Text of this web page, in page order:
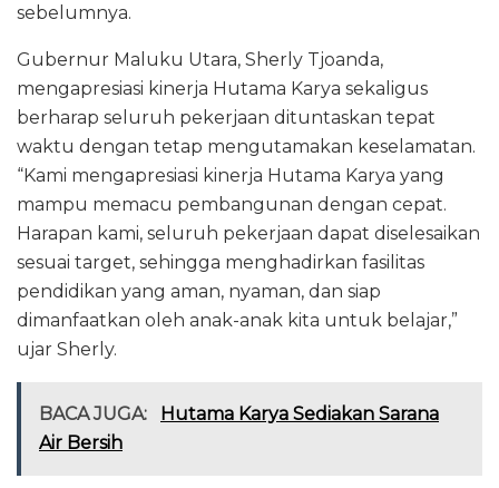
sebelumnya.
Gubernur Maluku Utara, Sherly Tjoanda,
mengapresiasi kinerja Hutama Karya sekaligus
berharap seluruh pekerjaan dituntaskan tepat
waktu dengan tetap mengutamakan keselamatan.
“Kami mengapresiasi kinerja Hutama Karya yang
mampu memacu pembangunan dengan cepat.
Harapan kami, seluruh pekerjaan dapat diselesaikan
sesuai target, sehingga menghadirkan fasilitas
pendidikan yang aman, nyaman, dan siap
dimanfaatkan oleh anak-anak kita untuk belajar,”
ujar Sherly.
BACA JUGA:
Hutama Karya Sediakan Sarana
Air Bersih